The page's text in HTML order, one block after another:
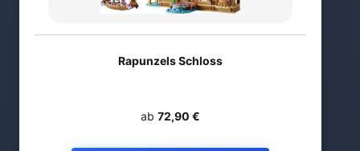
Rapunzels Schloss
ab 72,90 €